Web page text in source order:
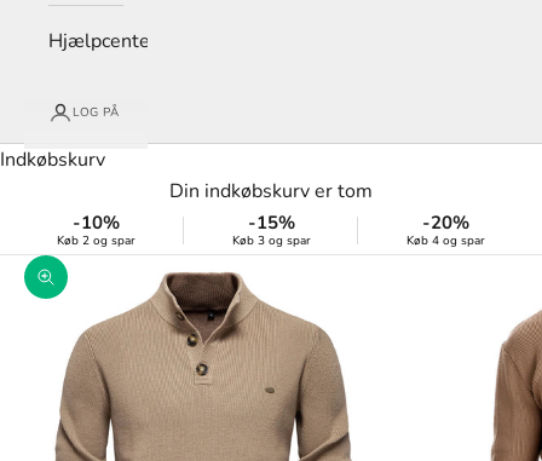
Hjælpcenter
LOG PÅ
Indkøbskurv
Din indkøbskurv er tom
-10%
Køb 2 og spar
-15%
Køb 3 og spar
-20%
Køb 4 og spar
Zoom